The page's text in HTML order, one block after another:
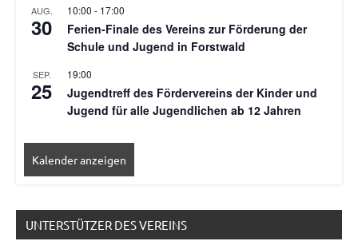
AUG.
30
10:00 - 17:00
Ferien-Finale des Vereins zur Förderung der
Schule und Jugend in Forstwald
SEP.
25
19:00
Jugendtreff des Fördervereins der Kinder und
Jugend für alle Jugendlichen ab 12 Jahren
Kalender anzeigen
UNTERSTÜTZER DES VEREINS